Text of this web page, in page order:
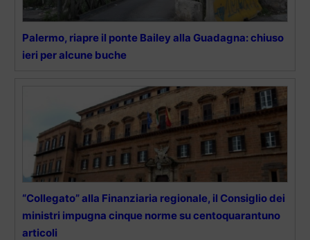
Palermo, riapre il ponte Bailey alla Guadagna: chiuso
ieri per alcune buche
“Collegato” alla Finanziaria regionale, il Consiglio dei
ministri impugna cinque norme su centoquarantuno
articoli